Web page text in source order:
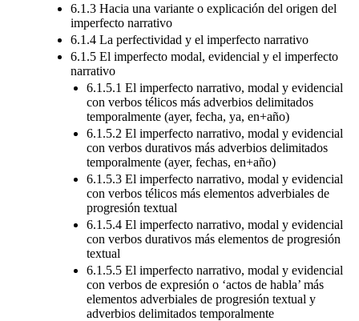
6.1.3 Hacia una variante o explicación del origen del
imperfecto narrativo
6.1.4 La perfectividad y el imperfecto narrativo
6.1.5 El imperfecto modal, evidencial y el imperfecto
narrativo
6.1.5.1 El imperfecto narrativo, modal y evidencial
con verbos télicos más adverbios delimitados
temporalmente (ayer, fecha, ya, en+año)
6.1.5.2 El imperfecto narrativo, modal y evidencial
con verbos durativos más adverbios delimitados
temporalmente (ayer, fechas, en+año)
6.1.5.3 El imperfecto narrativo, modal y evidencial
con verbos télicos más elementos adverbiales de
progresión textual
6.1.5.4 El imperfecto narrativo, modal y evidencial
con verbos durativos más elementos de progresión
textual
6.1.5.5 El imperfecto narrativo, modal y evidencial
con verbos de expresión o ‘actos de habla’ más
elementos adverbiales de progresión textual y
adverbios delimitados temporalmente